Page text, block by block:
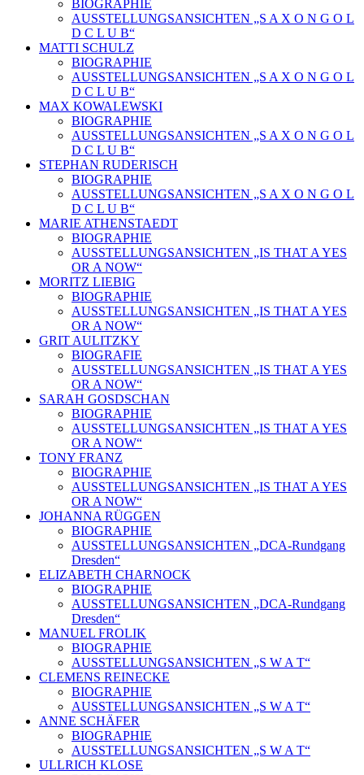
BIOGRAPHIE
AUSSTELLUNGSANSICHTEN „S A X O N G O L
D C L U B“
MATTI SCHULZ
BIOGRAPHIE
AUSSTELLUNGSANSICHTEN „S A X O N G O L
D C L U B“
MAX KOWALEWSKI
BIOGRAPHIE
AUSSTELLUNGSANSICHTEN „S A X O N G O L
D C L U B“
STEPHAN RUDERISCH
BIOGRAPHIE
AUSSTELLUNGSANSICHTEN „S A X O N G O L
D C L U B“
MARIE ATHENSTAEDT
BIOGRAPHIE
AUSSTELLUNGSANSICHTEN „IS THAT A YES
OR A NOW“
MORITZ LIEBIG
BIOGRAPHIE
AUSSTELLUNGSANSICHTEN „IS THAT A YES
OR A NOW“
GRIT AULITZKY
BIOGRAFIE
AUSSTELLUNGSANSICHTEN „IS THAT A YES
OR A NOW“
SARAH GOSDSCHAN
BIOGRAPHIE
AUSSTELLUNGSANSICHTEN „IS THAT A YES
OR A NOW“
TONY FRANZ
BIOGRAPHIE
AUSSTELLUNGSANSICHTEN „IS THAT A YES
OR A NOW“
JOHANNA RÜGGEN
BIOGRAPHIE
AUSSTELLUNGSANSICHTEN „DCA-Rundgang
Dresden“
ELIZABETH CHARNOCK
BIOGRAPHIE
AUSSTELLUNGSANSICHTEN „DCA-Rundgang
Dresden“
MANUEL FROLIK
BIOGRAPHIE
AUSSTELLUNGSANSICHTEN „S W A T“
CLEMENS REINECKE
BIOGRAPHIE
AUSSTELLUNGSANSICHTEN „S W A T“
ANNE SCHÄFER
BIOGRAPHIE
AUSSTELLUNGSANSICHTEN „S W A T“
ULLRICH KLOSE